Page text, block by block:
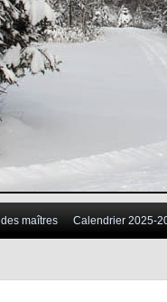
maîtres Calendrier 2025-